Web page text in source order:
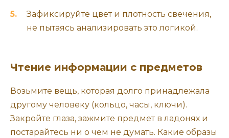
Зафиксируйте цвет и плотность свечения,
не пытаясь анализировать это логикой.
Чтение информации с предметов
Возьмите вещь, которая долго принадлежала
другому человеку (кольцо, часы, ключи).
Закройте глаза, зажмите предмет в ладонях и
постарайтесь ни о чем не думать. Какие образы